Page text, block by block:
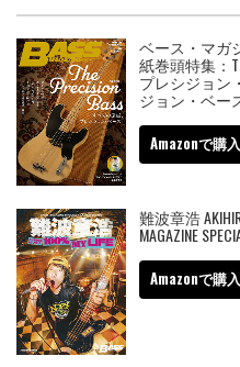
ベース・マガ
紙巻頭特集：
プレシジョン
ジョン・ベー
Amazonで購
難波章浩
MAGAZINE
Amazonで購